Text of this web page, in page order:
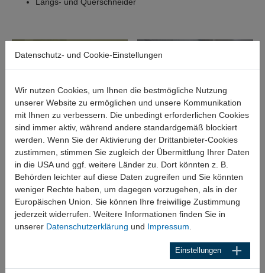
Datenschutz- und Cookie-Einstellungen
Wir nutzen Cookies, um Ihnen die bestmögliche Nutzung
unserer Website zu ermöglichen und unsere Kommunikation
mit Ihnen zu verbessern. Die unbedingt erforderlichen Cookies
sind immer aktiv, während andere standardgemäß blockiert
werden. Wenn Sie der Aktivierung der Drittanbieter-Cookies
zustimmen, stimmen Sie zugleich der Übermittlung Ihrer Daten
in die USA und ggf. weitere Länder zu. Dort könnten z. B.
Behörden leichter auf diese Daten zugreifen und Sie könnten
weniger Rechte haben, um dagegen vorzugehen, als in der
Europäischen Union. Sie können Ihre freiwillige Zustimmung
jederzeit widerrufen. Weitere Informationen finden Sie in
unserer Datenschutzerklärung und Impressum
Einstellungen